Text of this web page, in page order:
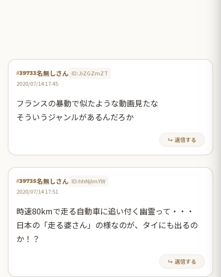
#39733名無しさん ID:JiZGZmZT
2020/07/14 17:45
フランスの暴動で似たような動画見たな
そういうジャンルがあるんだろか
↳ 返信する
#39735名無しさん ID:hhNjlmYW
2020/07/14 17:51
時速80kmで走る自動車に追い付く幽霊って・・・
日本の「走る婆さん」の様なのが、タイにも出るの
か！？
↳ 返信する